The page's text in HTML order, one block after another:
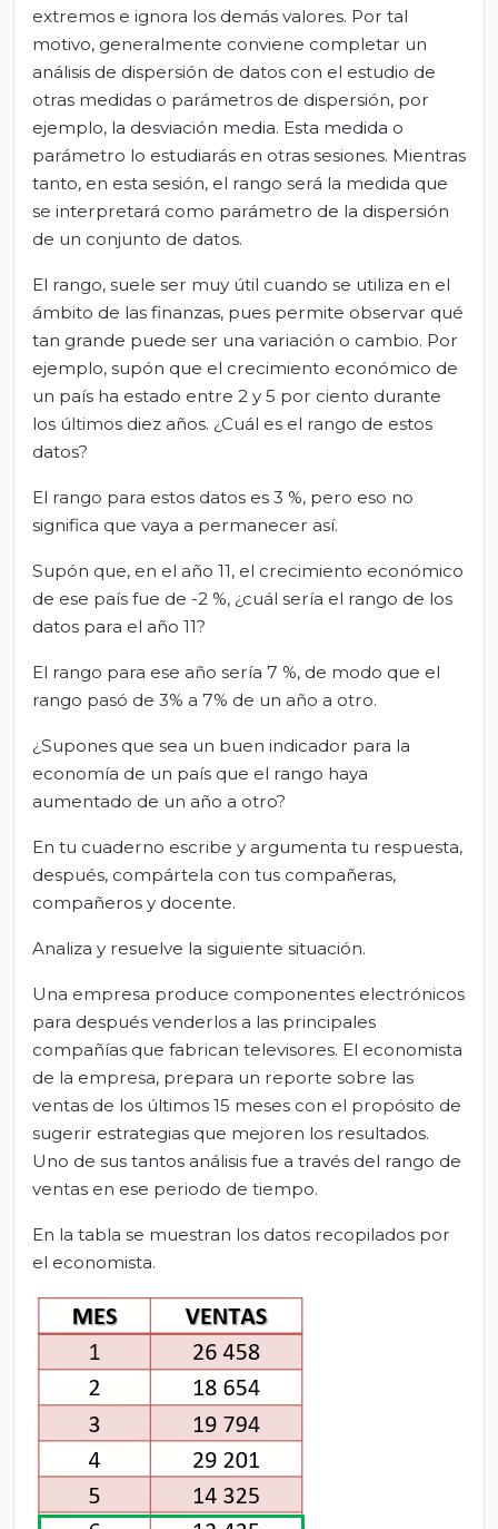
extremos e ignora los demás valores. Por tal
motivo, generalmente conviene completar un
análisis de dispersión de datos con el estudio de
otras medidas o parámetros de dispersión, por
ejemplo, la desviación media. Esta medida o
parámetro lo estudiarás en otras sesiones. Mientras
tanto, en esta sesión, el rango será la medida que
se interpretará como parámetro de la dispersión
de un conjunto de datos.
El rango, suele ser muy útil cuando se utiliza en el
ámbito de las finanzas, pues permite observar qué
tan grande puede ser una variación o cambio. Por
ejemplo, supón que el crecimiento económico de
un país ha estado entre 2 y 5 por ciento durante
los últimos diez años. ¿Cuál es el rango de estos
datos?
El rango para estos datos es 3 %, pero eso no
significa que vaya a permanecer así.
Supón que, en el año 11, el crecimiento económico
de ese país fue de -2 %, ¿cuál sería el rango de los
datos para el año 11?
El rango para ese año sería 7 %, de modo que el
rango pasó de 3% a 7% de un año a otro.
¿Supones que sea un buen indicador para la
economía de un país que el rango haya
aumentado de un año a otro?
En tu cuaderno escribe y argumenta tu respuesta,
después, compártela con tus compañeras,
compañeros y docente.
Analiza y resuelve la siguiente situación.
Una empresa produce componentes electrónicos
para después venderlos a las principales
compañías que fabrican televisores. El economista
de la empresa, prepara un reporte sobre las
ventas de los últimos 15 meses con el propósito de
sugerir estrategias que mejoren los resultados.
Uno de sus tantos análisis fue a través del rango de
ventas en ese periodo de tiempo.
En la tabla se muestran los datos recopilados por
el economista.